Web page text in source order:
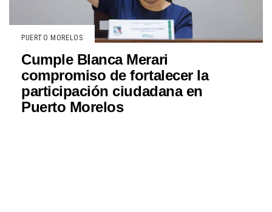
PUERTO MORELOS
Cumple Blanca Merari
compromiso de fortalecer la
participación ciudadana en
Puerto Morelos